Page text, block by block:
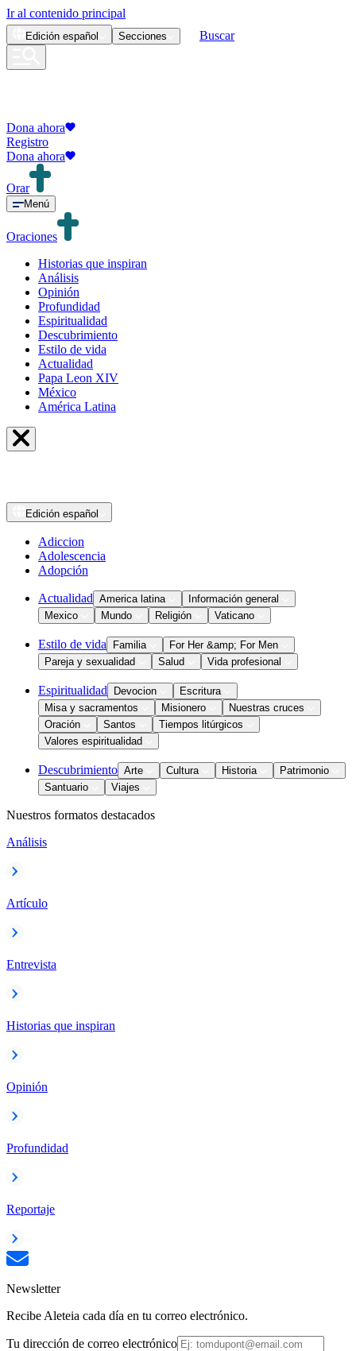
Ir al contenido principal
Edición español Secciones Buscar
Dona ahora
Registro
Dona ahora
Orar
Menú
Oraciones
Historias que inspiran
Análisis
Opinión
Profundidad
Espiritualidad
Descubrimiento
Estilo de vida
Actualidad
Papa Leon XIV
México
América Latina
Edición español
Adiccion
Adolescencia
Adopción
Actualidad America latina
Información general
Mexico
Mundo Religión Vaticano
Estilo de vida Familia
For Her &amp; For Men
Pareja y sexualidad
Salud Vida profesional
Espiritualidad Devocion
Escritura
Misa y sacramentos
Misionero
Nuestras cruces
Oración
Santos
Tiempos litúrgicos
Valores espiritualidad
Descubrimiento Arte Cultura Historia
Patrimonio
Santuario
Viajes
Nuestros formatos destacados
Análisis
Artículo
Entrevista
Historias que inspiran
Opinión
Profundidad
Reportaje
Newsletter
Recibe Aleteia cada día en tu correo electrónico.
Tu dirección de correo electrónico